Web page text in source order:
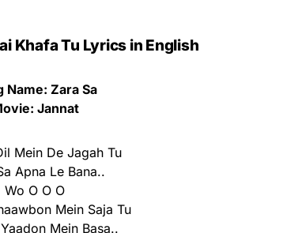
Khafa Tu Lyrics in English
Name: Zara Sa
Jannat
Mein De Jagah Tu
Apna Le Bana..
Wo O O O
Mein Saja Tu
Mein Basa..